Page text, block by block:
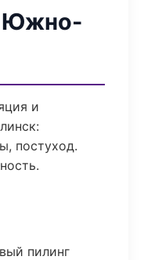
Южно-
и
постуход.
пилинг